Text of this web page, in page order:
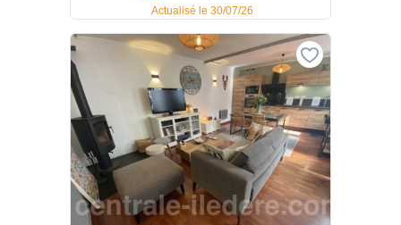
Actualisé le 30/07/26